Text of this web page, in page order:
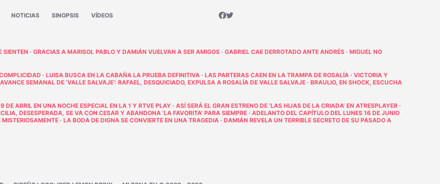
NOTICIAS SINOPSIS VÍDEOS
SIENTEN ·GRACIAS A MARISOL PABLO Y DAMIÁN VUELVAN A SER AMIGOS ·GABRIEL CAE DERROTADO ANTE ANDRÉS ·MIGUEL NO
·LUISA BUSCA EN LA CABAÑA LA PRUEBA DEFINITIVA ·LAS PARTERAS CAEN EN LA TRAMPA DE ROSALÍA ·VICTORIA Y
AVANCE SEMANAL DE ‘VALLE SALVAJE’: RAFAEL, DESQUICIADO, EXPULSA A ROSALÍA DE VALLE SALVAJE ·BRAULIO, EN SHOCK, ESCUCHA
DE ABRIL EN UNA NOCHE ESPECIAL EN LA 1 Y RTVE PLAY ·ASÍ SERÁ EL GRAN ESTRENO DE ‘LAS HIJAS DE LA CRIADA’ EN ATRESPLAYER ·
DESESPERADA, SE VA CON CESAR Y ABANDONA ‘LA FAVORITA’ PARA SIEMPRE ·ADELANTO DEL CAPÍTULO DEL LUNES 16 DE JUNIO
MISTERIOSAMENTE ·LA BODA DE DIGNA SE CONVIERTE EN UNA TRAGEDIA ·DAMIÁN REVELA UN TERRIBLE SECRETO DE SU PASADO A